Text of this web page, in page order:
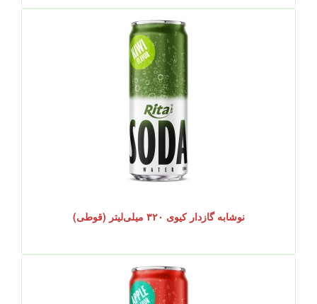
نوشابه گازدار کیوی ۳۲۰ میلی‌لیتر (قوطی)